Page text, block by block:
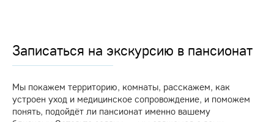
Записаться на экскурсию в пансионат
Мы покажем территорию, комнаты, расскажем, как
устроен уход и медицинское сопровождение, и поможем
понять, подойдёт ли пансионат именно вашему